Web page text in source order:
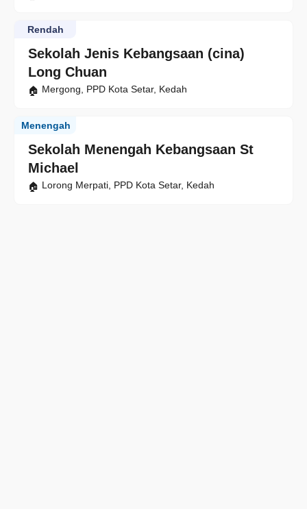
Sekolah Jenis Kebangsaan (cina)
Long Chuan
Rendah
Mergong, PPD Kota Setar, Kedah
Sekolah Menengah Kebangsaan St
Michael
Menengah
Lorong Merpati, PPD Kota Setar, Kedah